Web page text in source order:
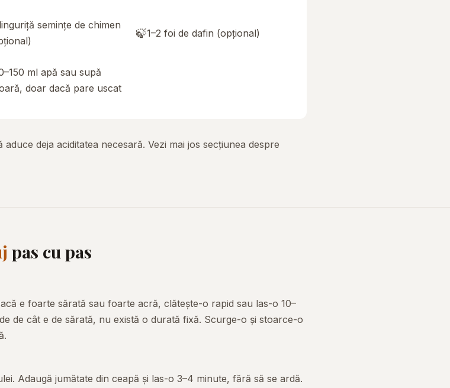
semințe de chimen
🍃1–2 foi de dafin (opțional)
ml apă sau supă
doar dacă pare uscat
deja aciditatea necesară. Vezi mai jos secțiunea despre
pas cu pas
e foarte sărată sau foarte acră, clătește-o rapid sau las-o 10–
de cât e de sărată, nu există o durată fixă. Scurge-o și stoarce-o
Adaugă jumătate din ceapă și las-o 3–4 minute, fără să se ardă.